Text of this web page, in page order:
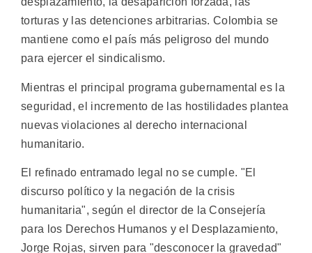
torturas y las detenciones arbitrarias. Colombia se
mantiene como el país más peligroso del mundo
para ejercer el sindicalismo.
Mientras el principal programa gubernamental es la
seguridad, el incremento de las hostilidades plantea
nuevas violaciones al derecho internacional
humanitario.
El refinado entramado legal no se cumple. "El
discurso político y la negación de la crisis
humanitaria", según el director de la Consejería
para los Derechos Humanos y el Desplazamiento,
Jorge Rojas, sirven para "desconocer la gravedad"